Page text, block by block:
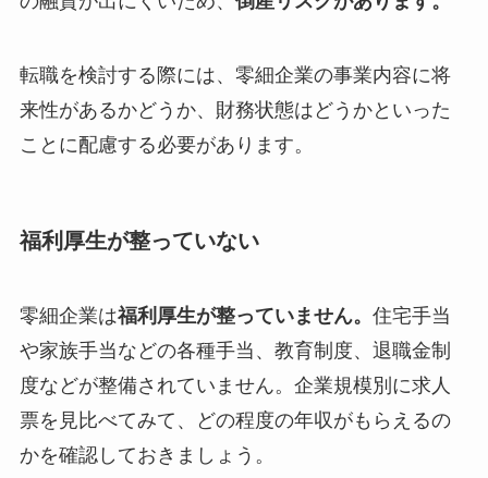
転職を検討する際には、零細企業の事業内容に将
来性があるかどうか、財務状態はどうかといった
ことに配慮する必要があります。
福利厚生が整っていない
零細企業は福利厚生が整っていません。 住宅手当
や家族手当などの各種手当、教育制度、退職金制
度などが整備されていません。企業規模別に求人
票を見比べてみて、どの程度の年収がもらえるの
かを確認しておきましょう。